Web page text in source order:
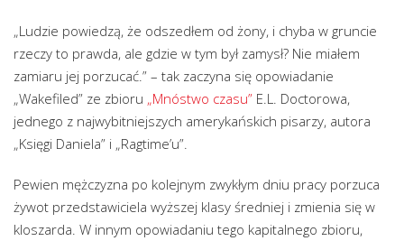
„Ludzie powiedzą, że odszedłem od żony, i chyba w gruncie
rzeczy to prawda, ale gdzie w tym był zamysł? Nie miałem
zamiaru jej porzucać.” – tak zaczyna się opowiadanie
„Wakefiled” ze zbioru „Mnóstwo czasu” E.L. Doctorowa,
jednego z najwybitniejszych amerykańskich pisarzy, autora
„Księgi Daniela” i „Ragtime’u”.
Pewien mężczyzna po kolejnym zwykłym dniu pracy porzuca
żywot przedstawiciela wyższej klasy średniej i zmienia się w
kloszarda. W innym opowiadaniu tego kapitalnego zbioru,